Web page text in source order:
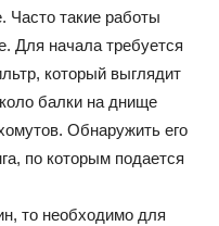
Часто такие работы
Для начала требуется
который выглядит
балки на днище
Обнаружить его
по которым подается
то необходимо для